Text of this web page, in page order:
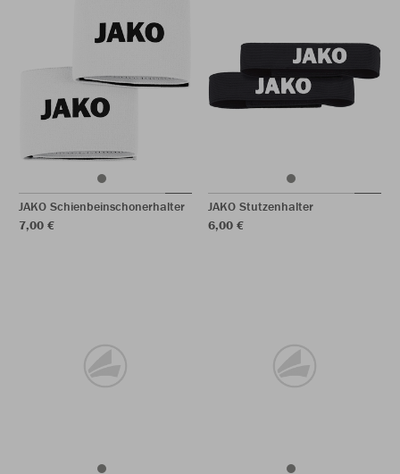
JAKO Schienbeinschonerhalter
7,00 €
JAKO Stutzenhalter
6,00 €